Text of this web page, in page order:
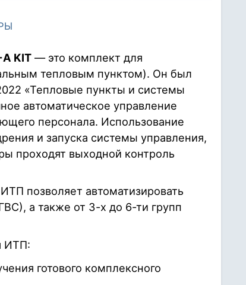
22 выхода pnp, 8
панели в
KIT— это комплект для
тепловым пунктом). Он был
«Тепловые пункты и системы
автоматическое управление
персонала. Использование
и запуска системы управления,
проходят выходной контроль
позволяет автоматизировать
а также от 3-х до 6-ти групп
ИТП:
готового комплексного